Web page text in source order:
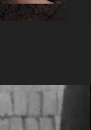
COMPARTIR